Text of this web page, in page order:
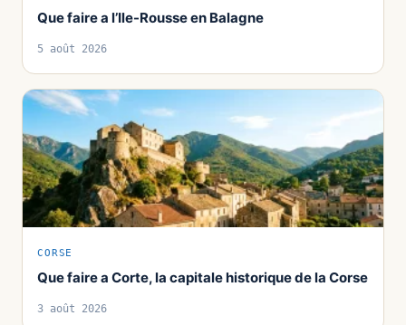
Que faire a l’Ile-Rousse en Balagne
5 août 2026
CORSE
Que faire a Corte, la capitale historique de la Corse
3 août 2026